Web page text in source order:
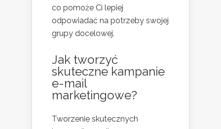
co pomoże Ci lepiej
odpowiadać na potrzeby swojej
grupy docelowej.
Jak tworzyć
skuteczne kampanie
e-mail
marketingowe?
Tworzenie skutecznych